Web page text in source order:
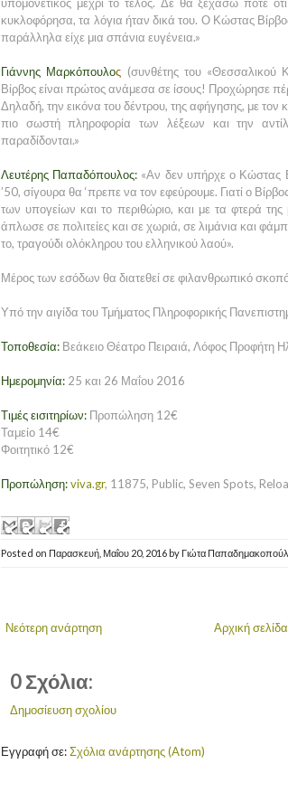
κυκλοφόρησα, τα λόγια ήταν δικά του. Ο Κώστας
παράλληλα είχε μια σπάνια ευγένεια.»
Γιάννης Μαρκόπουλος (συνθέτης του «Θεσσαλικού
Βίρβος είναι πρώτος ανάμεσα σε ίσους! Προχώρησε
Δηλαδή, την εικόνα του δέντρου, της αφήγησης, με τον
πιο σωστή πληροφορία των λέξεων και την
παραδίδονται.»
Λευτέρης Παπαδόπουλος: «Αν δεν υπήρχε ο Κώστας
’50, σίγουρα θα ‘πρεπε να τον εφεύρουμε. Γιατί ο
των υπογείων και το περιθώριο, και με τα φτερά
άπλωσε σε πολιτείες και σε χωριά, σε λιμάνια και
το, τραγούδι ολόκληρου του ελληνικού λαού».
Μέρος των εσόδων θα διατεθεί σε φιλανθρωπικό
Υπό την αιγίδα του Τμήματος Πληροφορικής
Τοποθεσία: Βεάκειο Θέατρο Πειραιά, Λόφος Προφήτη
Ημερομηνία: 25 και 26 Μαΐου 2016
Τιμές εισιτηρίων: Προπώληση 12€
Ταμείο 14€
Φοιτητικό 12€
Προπώληση:viva.gr, 11875, Public, Seven Spots,
Posted on Παρασκευή, Μαΐου 20, 2016 by Γιώτα
Νεότερη ανάρτηση Αρχική σελίδα
0 Σχόλια:
Δημοσίευση σχολίου
Εγγραφή σε:Σχόλια ανάρτησης (Atom)